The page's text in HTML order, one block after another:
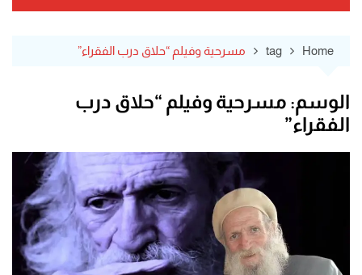
Home
tag مسرحية وفيلم “حلاق درب الفقراء”
الوسم: مسرحية وفيلم “حلاق درب
الفقراء”